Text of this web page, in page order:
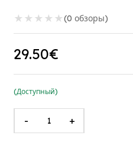
★ ★ ★ ★ ★(0 обзоры)
29.50€
(Доступный)
- +